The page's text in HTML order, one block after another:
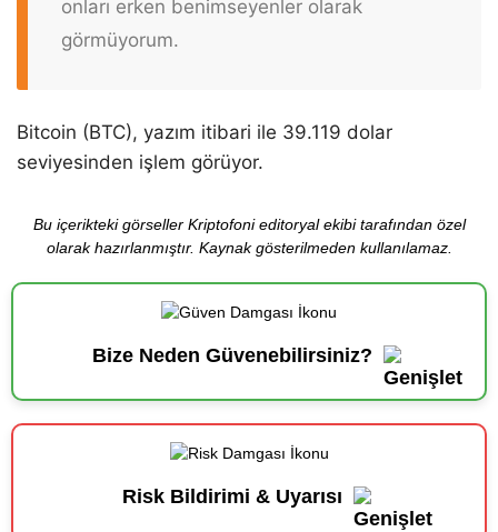
onları erken benimseyenler olarak
görmüyorum.
Bitcoin (BTC), yazım itibari ile 39.119 dolar
seviyesinden işlem görüyor.
Bu içerikteki görseller Kriptofoni editoryal ekibi tarafından özel
olarak hazırlanmıştır. Kaynak gösterilmeden kullanılamaz.
Bize Neden Güvenebilirsiniz?
Risk Bildirimi & Uyarısı